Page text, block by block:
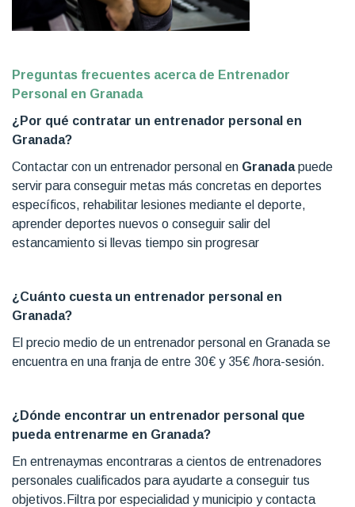
Preguntas frecuentes acerca de Entrenador
Personal en Granada
¿Por qué contratar un entrenador personal en
Granada?
Contactar con un entrenador personal en Granadapuede
servir para conseguir metas más concretas en deportes
específicos, rehabilitar lesiones mediante el deporte,
aprender deportes nuevos o conseguir salir del
estancamiento si llevas tiempo sin progresar
¿Cuánto cuesta un entrenador personal en
Granada?
El precio medio de un entrenador personal en Granada se
encuentra en una franja de entre 30€ y 35€ /hora-sesión.
¿Dónde encontrar un entrenador personal que
pueda entrenarme en Granada?
En entrenaymas encontraras a cientos de entrenadores
personales cualificados para ayudarte a conseguir tus
objetivos.Filtra por especialidad y municipio y contacta